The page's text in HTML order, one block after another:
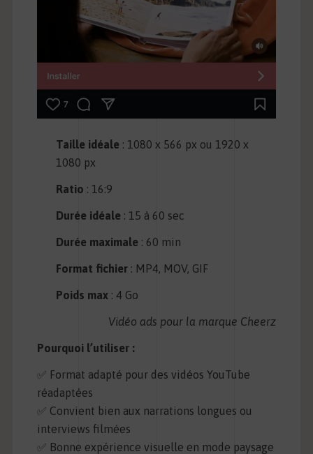
Taille idéale : 1080 x 566 px ou 1920 x
1080 px
Ratio : 16:9
Durée idéale : 15 à 60 sec
Durée maximale : 60 min
Format fichier : MP4, MOV, GIF
Poids max : 4 Go
Vidéo ads pour la marque Cheerz
Pourquoi l’utiliser :
✅ Format adapté pour des vidéos YouTube
réadaptées
✅ Convient bien aux narrations longues ou
interviews filmées
✅ Bonne expérience visuelle en mode paysage